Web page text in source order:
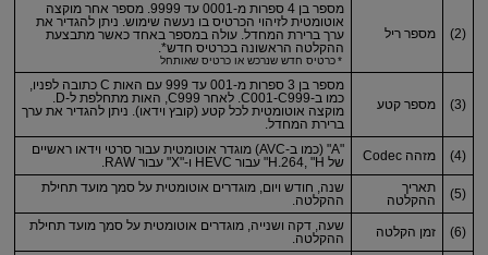
(2) מספר ריל
מספר בן 4 ספרות מ-0001 עד 9999. מספר אחר מוקצה
אוטומטית לזיהוי הכרטיס בו נעשה שימוש. ניתן להגדיר את
ערך ברירת המחדל. עולה במספר באחד כאשר מתבצעת
ההקלטה הראשונה בכרטיס חדש*.
כרטיס חדש שנרכש או כרטיס שאותחל
(3) מספר קטע
מספר בן 3 ספרות מ-001 עד 999 עם האות C כתובה לפניו,
כמו ב-C001-C999. לאחר C999, האות מתחלפת ל-D.
מוקצה אוטומטית לכל קטע (קובץ וידאו). ניתן להגדיר את ערך
ברירת המחדל.
(4) מזהה Codec
"A" (כמו ב-AVC) מוגדר אוטומטית עבור סרטי וידאו ראשיים
של H.264, "H" עבור HEVC ו-"X" עבור RAW.
(5)
תאריך
ההקלטה
שנה, חודש ויום, מוגדרים אוטומטית על סמך מועד תחילת
ההקלטה.
(6) זמן הקלטה
שעה, דקה ושנייה, מוגדרים אוטומטית על סמך מועד תחילת
ההקלטה.